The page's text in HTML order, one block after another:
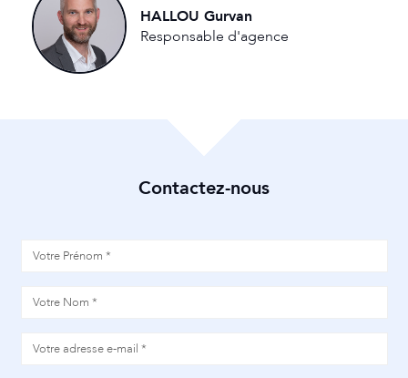
HALLOU Gurvan
Responsable d'agence
Contactez-nous